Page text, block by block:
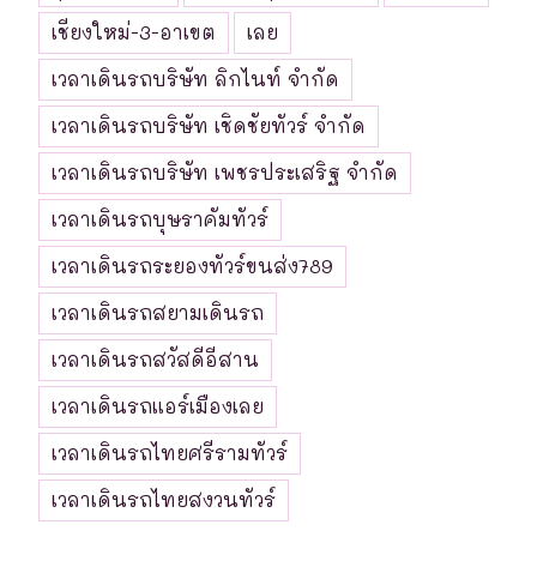
เชียงใหม่-3-อาเขต
เลย
เวลาเดินรถบริษัท ลิกไนท์ จำกัด
เวลาเดินรถบริษัท เชิดชัยทัวร์ จำกัด
เวลาเดินรถบริษัท เพชรประเสริฐ จำกัด
เวลาเดินรถบุษราคัมทัวร์
เวลาเดินรถระยองทัวร์ขนส่ง789
เวลาเดินรถสยามเดินรถ
เวลาเดินรถสวัสดีอีสาน
เวลาเดินรถแอร์เมืองเลย
เวลาเดินรถไทยศรีรามทัวร์
เวลาเดินรถไทยสงวนทัวร์